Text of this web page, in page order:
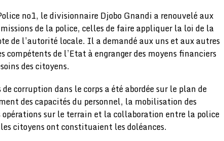
no1, le divisionnaire Djobo Gnandi a renouvelé aux
de la police, celles de faire appliquer la loi de la
de l’autorité locale. Il a demandé aux uns et aux autres
compétents de l’Etat à engranger des moyens financiers
des citoyens.
corruption dans le corps a été abordée sur le plan de
des capacités du personnel, la mobilisation des
opérations sur le terrain et la collaboration entre la police
citoyens ont constituaient les doléances.